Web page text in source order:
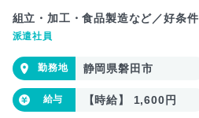
組立・加工・食品製造など／好条件
派遣社員
静岡県磐田市
【時給】 1,600円